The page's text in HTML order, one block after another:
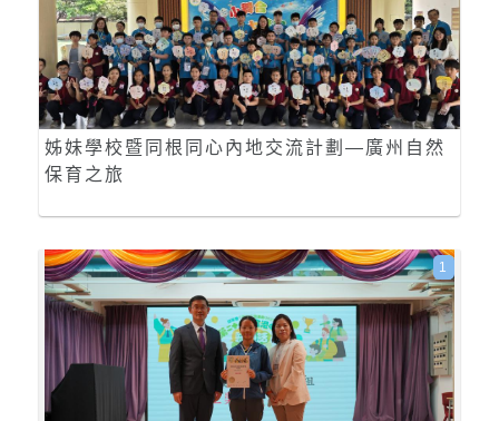
姊妹學校暨同根同心內地交流計劃—廣州自然
保育之旅
1